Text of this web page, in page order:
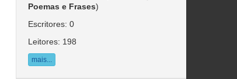
Poemas e Frases)
Escritores: 0
Leitores: 198
mais...